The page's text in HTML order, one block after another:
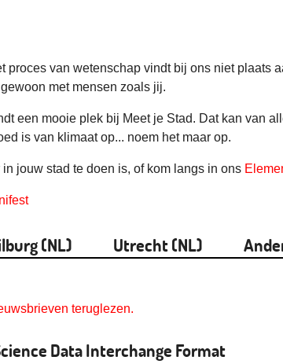
proces van wetenschap vindt bij ons niet plaats
met mensen zoals jij.
een mooie plek bij Meet je Stad. Dat kan van
is van klimaat op... noem het maar op.
jouw stad te doen is, of kom langs in ons
(NL) Utrecht (NL)
teruglezen.
Data Interchange Format